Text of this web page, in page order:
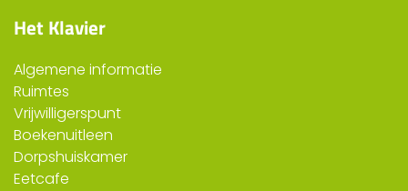
Het Klavier
Algemene informatie
Ruimtes
Vrijwilligerspunt
Boekenuitleen
Dorpshuiskamer
Eetcafe